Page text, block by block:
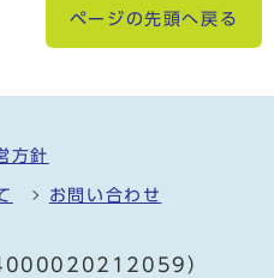
ページの先頭へ戻る
方針
お問い合わせ
4000020212059）